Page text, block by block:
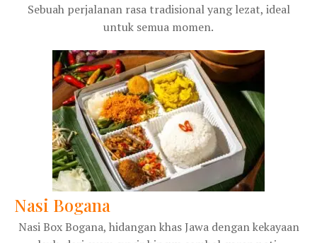
Sebuah perjalanan rasa tradisional yang lezat, ideal
untuk semua momen.
Nasi Bogana
Nasi Box Bogana, hidangan khas Jawa dengan kekayaan